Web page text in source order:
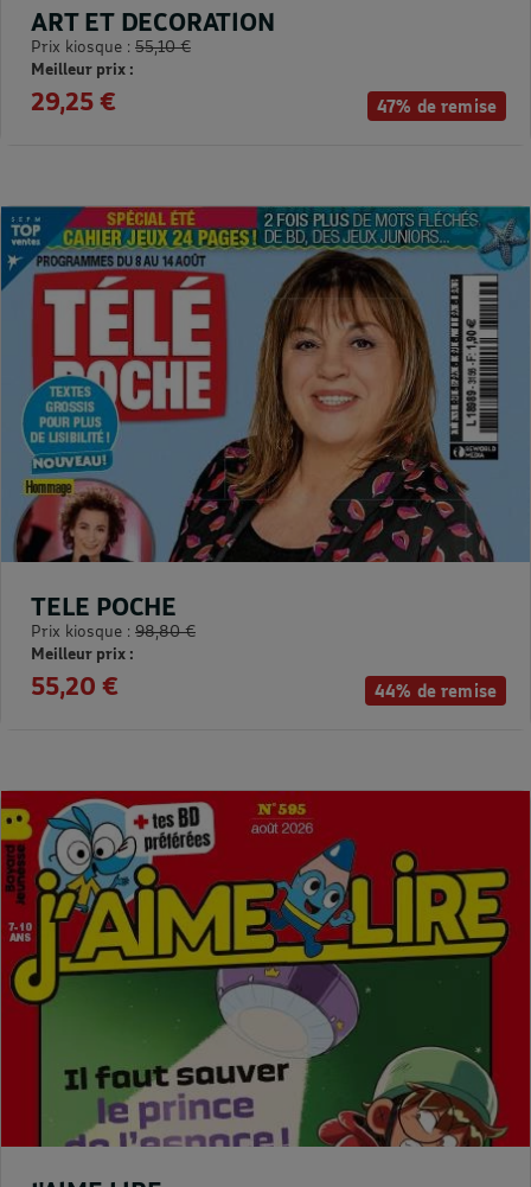
47% de remise
ART ET DECORATION
Prix kiosque : 55,10 €
Meilleur prix :
29,25 €
44% de remise
TELE POCHE
Prix kiosque : 98,80 €
Meilleur prix :
55,20 €